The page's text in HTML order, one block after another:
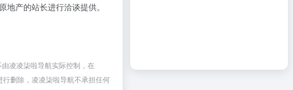
产的站长进行洽谈提供。
凌凌柒啦导航实际控制，在
删除，凌凌柒啦导航不承担任何